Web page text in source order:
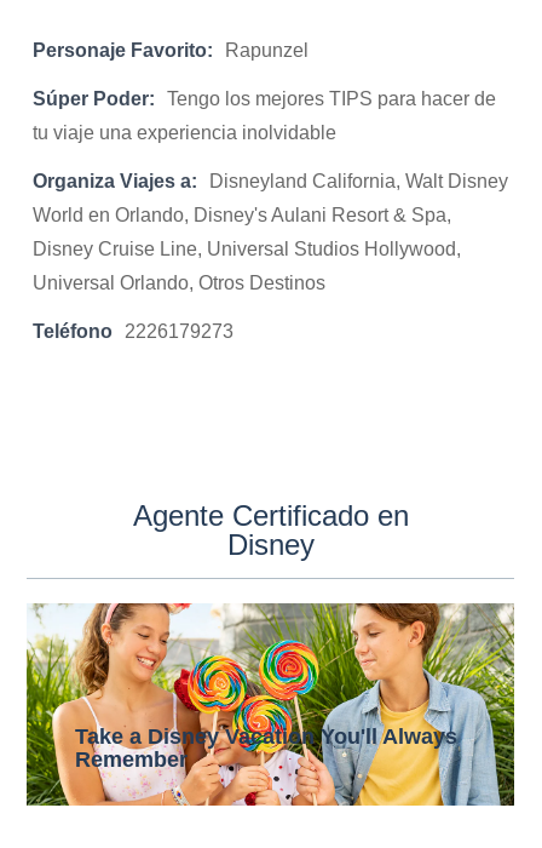
Personaje Favorito: Rapunzel
Súper Poder:
Tengo los mejores TIPS para hacer de
tu viaje una experiencia inolvidable
Organiza Viajes a:
Disneyland California, Walt Disney
World en Orlando, Disney's Aulani Resort & Spa,
Disney Cruise Line, Universal Studios Hollywood,
Universal Orlando, Otros Destinos
Teléfono 2226179273